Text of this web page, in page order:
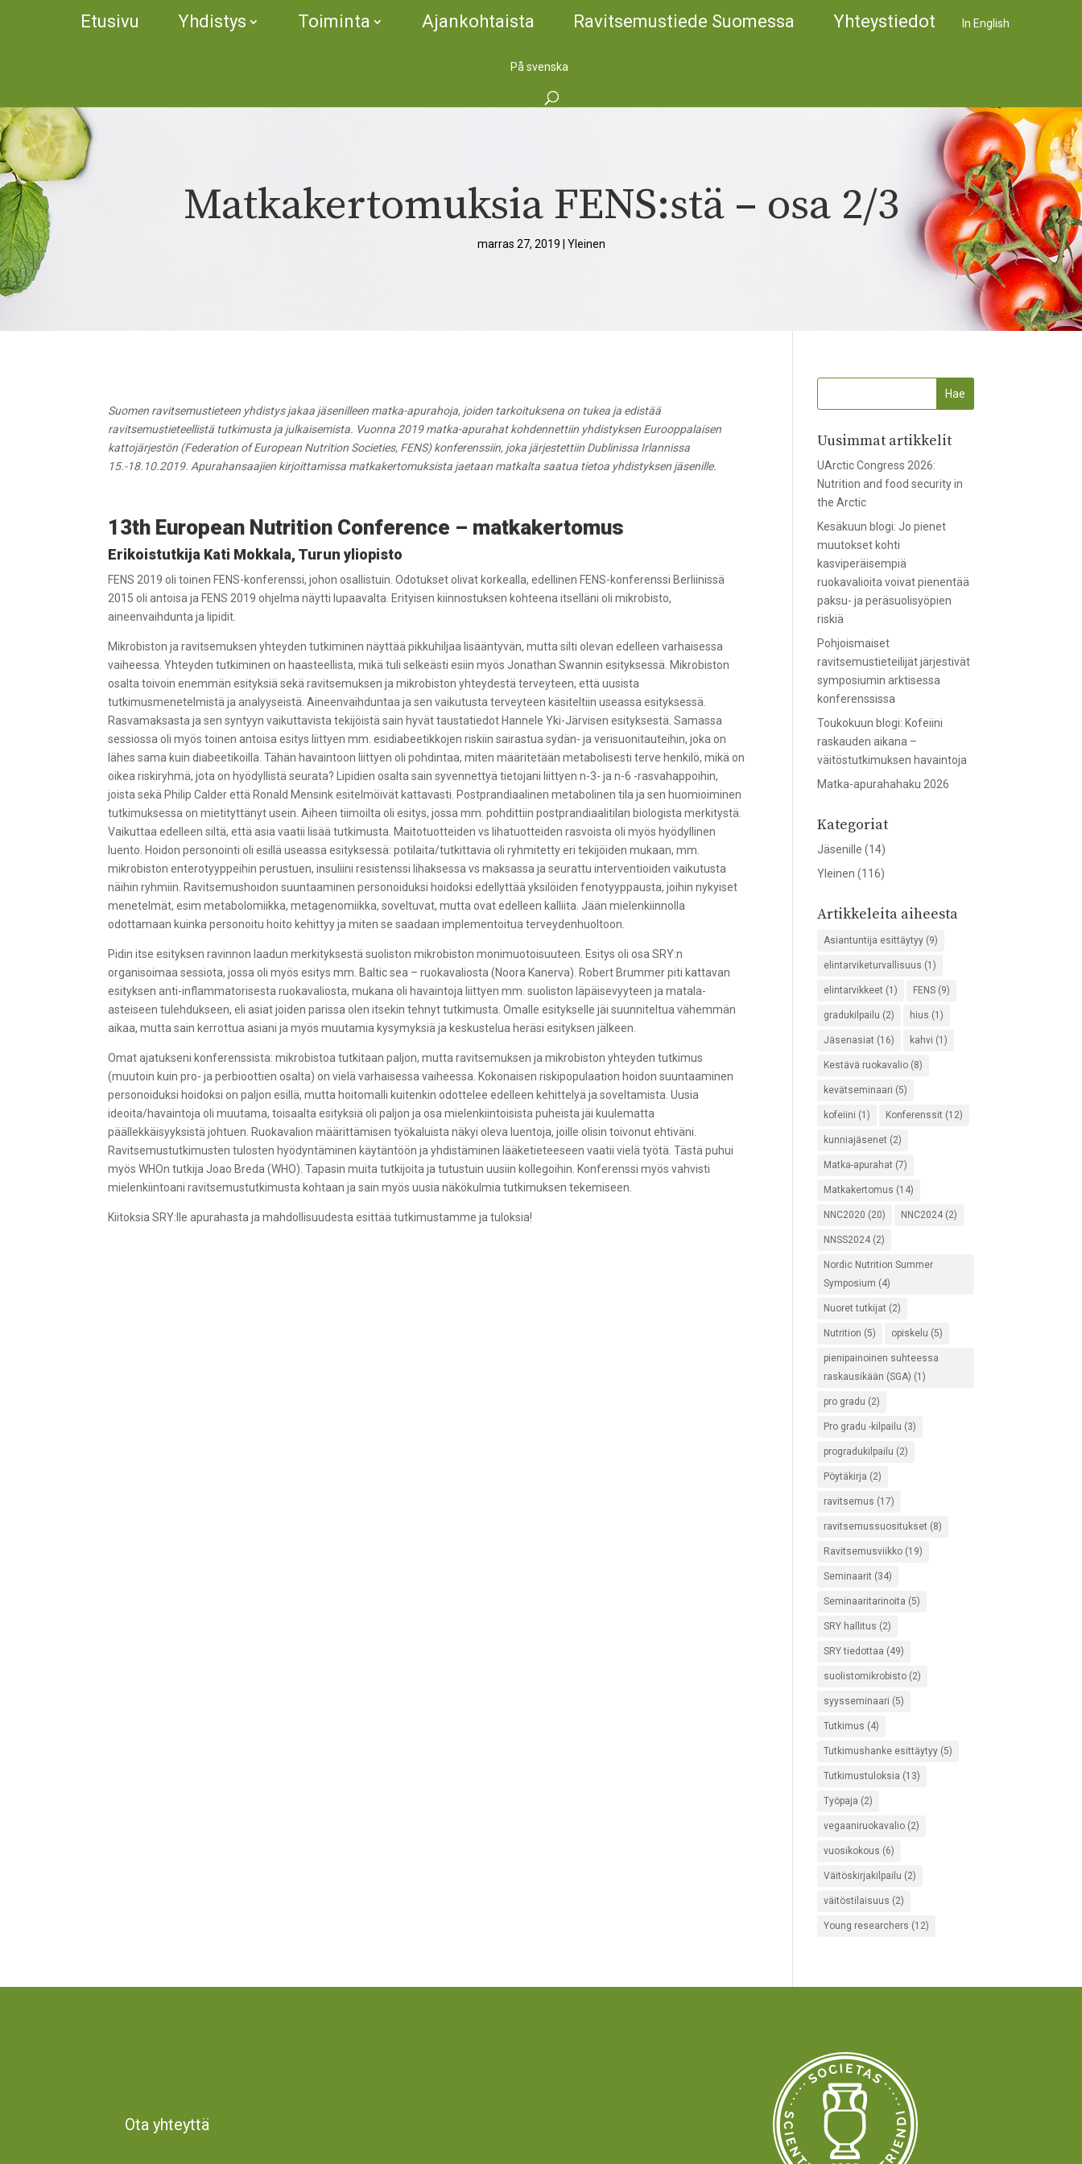
Etusivu Yhdistys Toiminta Ajankohtaista Ravitsemustiede Suomessa Yhteystiedot In English
På svenska
Matkakertomuksia FENS:stä – osa 2/3
marras 27, 2019 Yleinen
Suomen ravitsemustieteen yhdistys jakaa jäsenilleen matka-apurahoja, joiden tarkoituksena on tukea ja edistää
ravitsemustieteellistä tutkimusta ja julkaisemista. Vuonna 2019 matka-apurahat kohdennettiin yhdistyksen Eurooppalaisen
kattojärjestön (Federation of European Nutrition Societies, FENS) konferenssiin, joka järjestettiin Dublinissa Irlannissa
15.-18.10.2019. Apurahansaajien kirjoittamissa matkakertomuksista jaetaan matkalta saatua tietoa yhdistyksen jäsenille.
13th European Nutrition Conference – matkakertomus
Erikoistutkija Kati Mokkala, Turun yliopisto
FENS 2019 oli toinen FENS-konferenssi, johon osallistuin. Odotukset olivat korkealla, edellinen FENS-konferenssi Berliinissä
2015 oli antoisa ja FENS 2019 ohjelma näytti lupaavalta. Erityisen kiinnostuksen kohteena itselläni oli mikrobisto,
aineenvaihdunta ja lipidit.
Mikrobiston ja ravitsemuksen yhteyden tutkiminen näyttää pikkuhiljaa lisääntyvän, mutta silti olevan edelleen varhaisessa
vaiheessa. Yhteyden tutkiminen on haasteellista, mikä tuli selkeästi esiin myös Jonathan Swannin esityksessä. Mikrobiston
osalta toivoin enemmän esityksiä sekä ravitsemuksen ja mikrobiston yhteydestä terveyteen, että uusista
tutkimusmenetelmistä ja analyyseistä. Aineenvaihduntaa ja sen vaikutusta terveyteen käsiteltiin useassa esityksessä.
Rasvamaksasta ja sen syntyyn vaikuttavista tekijöistä sain hyvät taustatiedot Hannele Yki-Järvisen esityksestä. Samassa
sessiossa oli myös toinen antoisa esitys liittyen mm. esidiabeetikkojen riskiin sairastua sydän- ja verisuonitauteihin, joka on
lähes sama kuin diabeetikoilla. Tähän havaintoon liittyen oli pohdintaa, miten määritetään metabolisesti terve henkilö, mikä on
oikea riskiryhmä, jota on hyödyllistä seurata? Lipidien osalta sain syvennettyä tietojani liittyen n-3- ja n-6 -rasvahappoihin,
joista sekä Philip Calder että Ronald Mensink esitelmöivät kattavasti. Postprandiaalinen metabolinen tila ja sen huomioiminen
tutkimuksessa on mietityttänyt usein. Aiheen tiimoilta oli esitys, jossa mm. pohdittiin postprandiaalitilan biologista merkitystä.
Vaikuttaa edelleen siltä, että asia vaatii lisää tutkimusta. Maitotuotteiden vs lihatuotteiden rasvoista oli myös hyödyllinen
luento. Hoidon personointi oli esillä useassa esityksessä: potilaita/tutkittavia oli ryhmitetty eri tekijöiden mukaan, mm.
mikrobiston enterotyyppeihin perustuen, insuliini resistenssi lihaksessa vs maksassa ja seurattu interventioiden vaikutusta
näihin ryhmiin. Ravitsemushoidon suuntaaminen personoiduksi hoidoksi edellyttää yksilöiden fenotyyppausta, joihin nykyiset
menetelmät, esim metabolomiikka, metagenomiikka, soveltuvat, mutta ovat edelleen kalliita. Jään mielenkiinnolla
odottamaan kuinka personoitu hoito kehittyy ja miten se saadaan implementoitua terveydenhuoltoon.
Pidin itse esityksen ravinnon laadun merkityksestä suoliston mikrobiston monimuotoisuuteen. Esitys oli osa SRY:n
organisoimaa sessiota, jossa oli myös esitys mm. Baltic sea – ruokavaliosta (Noora Kanerva). Robert Brummer piti kattavan
esityksen anti-inflammatorisesta ruokavaliosta, mukana oli havaintoja liittyen mm. suoliston läpäisevyyteen ja matala-
asteiseen tulehdukseen, eli asiat joiden parissa olen itsekin tehnyt tutkimusta. Omalle esitykselle jäi suunniteltua vähemmän
aikaa, mutta sain kerrottua asiani ja myös muutamia kysymyksiä ja keskustelua heräsi esityksen jälkeen.
Omat ajatukseni konferenssista: mikrobistoa tutkitaan paljon, mutta ravitsemuksen ja mikrobiston yhteyden tutkimus
(muutoin kuin pro- ja perbioottien osalta) on vielä varhaisessa vaiheessa. Kokonaisen riskipopulaation hoidon suuntaaminen
personoiduksi hoidoksi on paljon esillä, mutta hoitomalli kuitenkin odottelee edelleen kehittelyä ja soveltamista. Uusia
ideoita/havaintoja oli muutama, toisaalta esityksiä oli paljon ja osa mielenkiintoisista puheista jäi kuulematta
päällekkäisyyksistä johtuen. Ruokavalion määrittämisen työkaluista näkyi oleva luentoja, joille olisin toivonut ehtiväni.
Ravitsemustutkimusten tulosten hyödyntäminen käytäntöön ja yhdistäminen lääketieteeseen vaatii vielä työtä. Tästä puhui
myös WHOn tutkija Joao Breda (WHO). Tapasin muita tutkijoita ja tutustuin uusiin kollegoihin. Konferenssi myös vahvisti
mielenkiintoani ravitsemustutkimusta kohtaan ja sain myös uusia näkökulmia tutkimuksen tekemiseen.
Kiitoksia SRY:lle apurahasta ja mahdollisuudesta esittää tutkimustamme ja tuloksia!
Uusimmat artikkelit
UArctic Congress 2026:
Nutrition and food security in
the Arctic
Kesäkuun blogi: Jo pienet
muutokset kohti
kasviperäisempiä
ruokavalioita voivat pienentää
paksu- ja peräsuolisyöpien
riskiä
Pohjoismaiset
ravitsemustieteilijät järjestivät
symposiumin arktisessa
konferenssissa
Toukokuun blogi: Kofeiini
raskauden aikana –
väitöstutkimuksen havaintoja
Matka-apurahahaku 2026
Kategoriat
Jäsenille (14)
Yleinen (116)
Artikkeleita aiheesta
Asiantuntija esittäytyy (9)
elintarviketurvallisuus (1)
elintarvikkeet (1) FENS (9)
gradukilpailu (2) hius (1)
Jäsenasiat (16) kahvi (1)
Kestävä ruokavalio (8)
kevätseminaari (5)
kofeiini (1) Konferenssit (12)
kunniajäsenet (2)
Matka-apurahat (7)
Matkakertomus (14)
NNC2020 (20) NNC2024 (2)
NNSS2024 (2)
Nordic Nutrition Summer
Symposium (4)
Nuoret tutkijat (2)
Nutrition (5) opiskelu (5)
pienipainoinen suhteessa
raskausikään (SGA) (1)
pro gradu (2)
Pro gradu -kilpailu (3)
progradukilpailu (2)
Pöytäkirja (2)
ravitsemus (17)
ravitsemussuositukset (8)
Ravitsemusviikko (19)
Seminaarit (34)
Seminaaritarinoita (5)
SRY hallitus (2)
SRY tiedottaa (49)
suolistomikrobisto (2)
syysseminaari (5)
Tutkimus (4)
Tutkimushanke esittäytyy (5)
Tutkimustuloksia (13)
Työpaja (2)
vegaaniruokavalio (2)
vuosikokous (6)
Väitöskirjakilpailu (2)
väitöstilaisuus (2)
Young researchers (12)
Ota yhteyttä